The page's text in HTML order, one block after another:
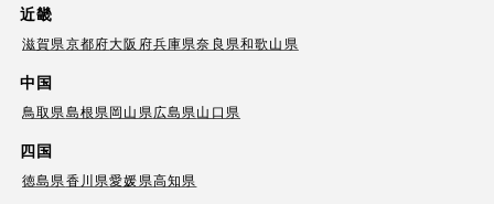
近畿
滋賀県京都府大阪府兵庫県奈良県和歌山県
中国
鳥取県島根県岡山県広島県山口県
四国
徳島県香川県愛媛県高知県